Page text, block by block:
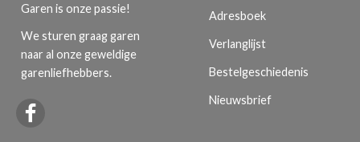
Garen is onze passie!
We sturen graag garen
naar al onze geweldige
garenliefhebbers.
Adresboek
Verlanglijst
Bestelgeschiedenis
Nieuwsbrief